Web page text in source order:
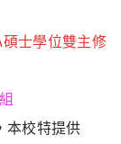
士學位雙主修
本校特提供